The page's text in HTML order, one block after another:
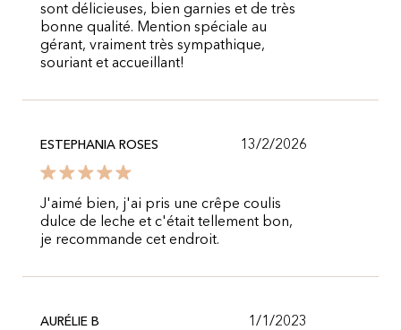
sont délicieuses, bien garnies et de très
bonne qualité. Mention spéciale au
gérant, vraiment très sympathique,
souriant et accueillant!
ESTEPHANIA ROSES 13/2/2026
J'aimé bien, j'ai pris une crêpe coulis
dulce de leche et c'était tellement bon,
je recommande cet endroit.
AURÉLIE B 1/1/2023